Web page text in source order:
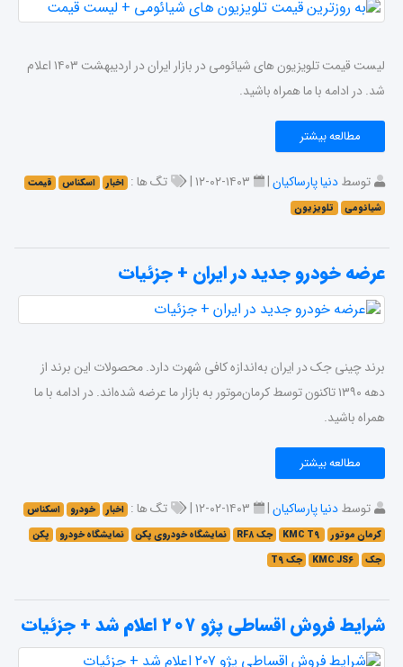
لیست قیمت تلویزیون های شیائومی در بازار ایران در اردیبهشت ۱۴۰۳ اعلام
شد. در ادامه با ما همراه باشید.
مطالعه بیشتر
توسطدنیا پارساکیان| ۱۴۰۳-۰۲-۱۲ | تگ ها : اخبار اسکناس
قیمت
شیائومی
تلویزیون
عرضه خودرو جدید در ایران + جزئیات
برند چینی جک در ایران به‌اندازه کافی شهرت دارد. محصولات این برند از
دهه ۱۳۹۰ تاکنون توسط کرمان‌موتور به بازار ما عرضه شده‌اند. در ادامه با ما
همراه باشید.
مطالعه بیشتر
توسطدنیا پارساکیان| ۱۴۰۳-۰۲-۱۲ | تگ ها : اخبار خودرو
اسکناس
کرمان‌ موتور
KMC T۹ جک RF۸ نمایشگاه خودروی پکن نمایشگاه خودرو
پکن
جک
KMC JS۶ جک T۹
شرایط فروش اقساطی پژو ۲۰۷ اعلام شد + جزئیات